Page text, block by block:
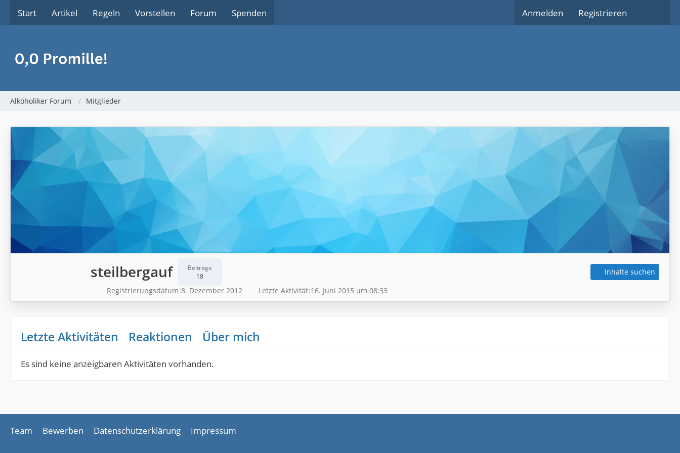
Start Artikel Regeln Vorstellen Forum Spenden Anmelden Registrieren
Alkoholiker Forum Mitglieder
steilbergauf
Beiträge
18
Inhalte suchen
Registrierungsdatum 8. Dezember 2012 Letzte Aktivität 16. Juni 2015 um 08:33
Letzte Aktivitäten Reaktionen Über mich
Es sind keine anzeigbaren Aktivitäten vorhanden.
Team Bewerben Datenschutzerklärung Impressum